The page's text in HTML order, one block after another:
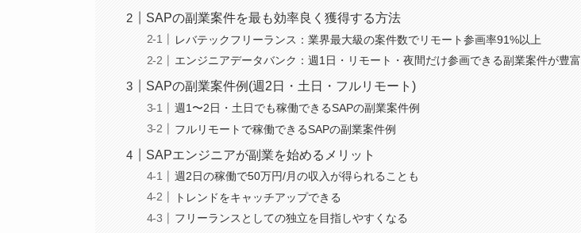
SAPの副業案件を最も効率良く獲得する方法
レバテックフリーランス：業界最大級の案件数でリモート参画率91%以上
エンジニアデータバンク：週1日・リモート・夜間だけ参画できる副業案件が豊富
SAPの副業案件例(週2日・土日・フルリモート)
週1〜2日・土日でも稼働できるSAPの副業案件例
フルリモートで稼働できるSAPの副業案件例
SAPエンジニアが副業を始めるメリット
週2日の稼働で50万円/月の収入が得られることも
トレンドをキャッチアップできる
フリーランスとしての独立を目指しやすくなる